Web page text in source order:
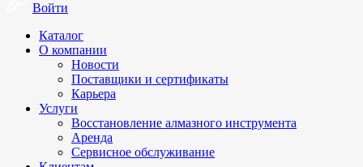
Войти
Каталог
О компании
Новости
Поставщики и сертификаты
Карьера
Услуги
Восстановление алмазного инструмента
Аренда
Сервисное обслуживание